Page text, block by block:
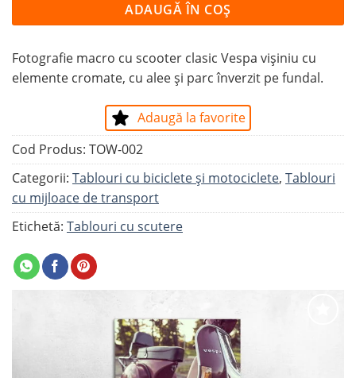
ADAUGĂ ÎN COȘ
Fotografie macro cu scooter clasic Vespa vișiniu cu
elemente cromate, cu alee și parc înverzit pe fundal.
Adaugă la favorite
Cod Produs: TOW-002
Categorii: Tablouri cu biciclete şi motociclete, Tablouri
cu mijloace de transport
Etichetă: Tablouri cu scutere